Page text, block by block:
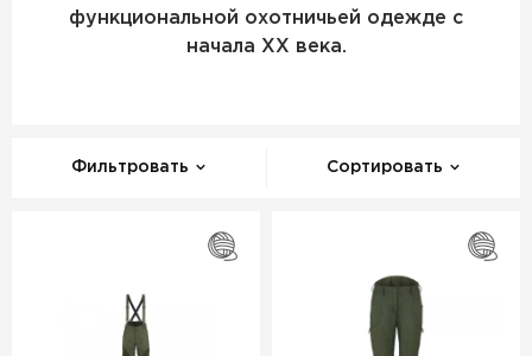
функциональной охотничьей одежде с
начала XX века.
Фильтровать Сортировать